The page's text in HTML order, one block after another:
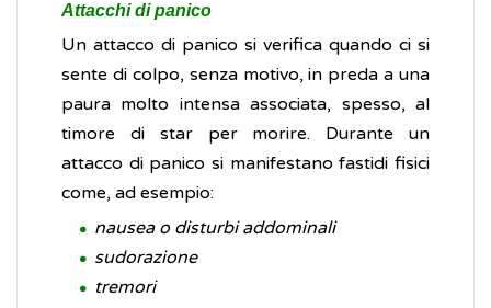
Attacchi di panico
Un attacco di panico si verifica quando ci si
sente di colpo, senza motivo, in preda a una
paura molto intensa associata, spesso, al
timore di star per morire. Durante un
attacco di panico si manifestano fastidi fisici
come, ad esempio:
nausea o disturbi addominali
sudorazione
tremori